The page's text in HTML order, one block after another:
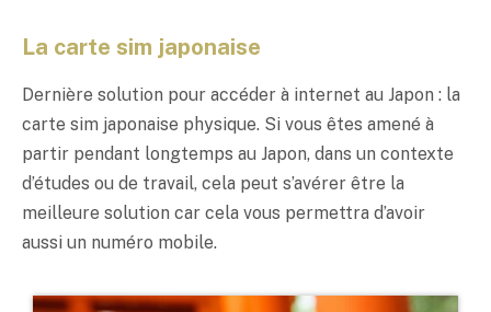
La carte sim japonaise
Dernière solution pour accéder à internet au Japon : la
carte sim japonaise physique. Si vous êtes amené à
partir pendant longtemps au Japon, dans un contexte
d’études ou de travail, cela peut s’avérer être la
meilleure solution car cela vous permettra d’avoir
aussi un numéro mobile.